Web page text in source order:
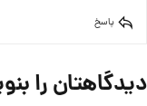
پاسخ
دیدگاهتان را